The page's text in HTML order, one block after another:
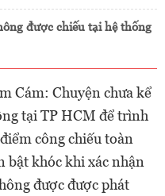
được chiếu tại hệ thống
Cám: Chuyện chưa kể
tại TP HCM để trình
công chiếu toàn
bật khóc khi xác nhận
được được phát